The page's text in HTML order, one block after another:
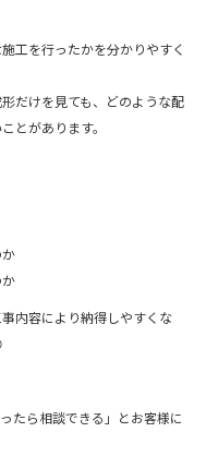
工を行ったかを分かりやすく
だけを見ても、どのような配
とがあります。
内容により納得しやすくな
たら相談できる」とお客様に